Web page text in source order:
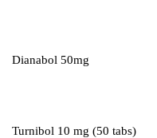
Dianabol 50mg
Turnibol 10 mg (50 tabs)